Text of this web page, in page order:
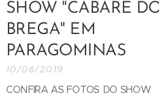
SHOW "CABARÉ
BREGA" EM
PARAGOMINAS
10/06/2019
CONFIRA AS FOTOS DO SHOW